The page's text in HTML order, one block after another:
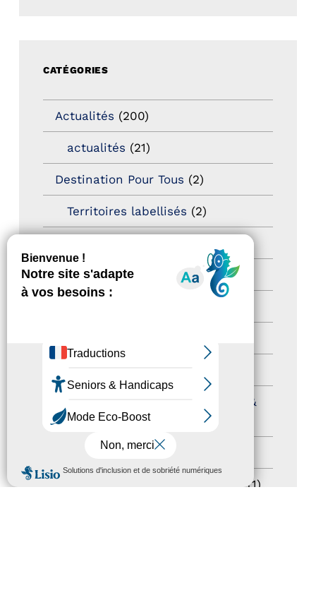
MENU
CATÉGORIES
Actualités (200)
actualités (21)
Destination Pour Tous (2)
Territoires labellisés (2)
Newsletter pro
Journées nationales Tourisme &
Handicap(5)
Salons(11)
(1)